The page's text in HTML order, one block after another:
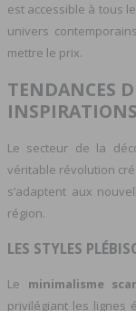
est accessible à tous
univers
mettre le prix.
TENDANCES
Le secteur de la
véritable révolution
s’adaptent aux
région.
LES STYLES
Le minimalisme
privilégiant les lignes